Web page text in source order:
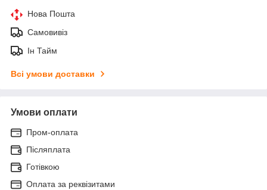
Нова Пошта
Самовивіз
Ін Тайм
Всі умови доставки
Умови оплати
Пром-оплата
Післяплата
Готівкою
Оплата за реквізитами